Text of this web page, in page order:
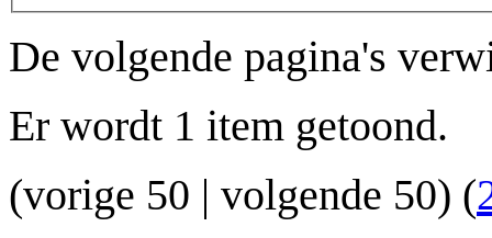
De volgende pagina's
Er wordt 1 item getoond.
(vorige 50 | volgende 50) (